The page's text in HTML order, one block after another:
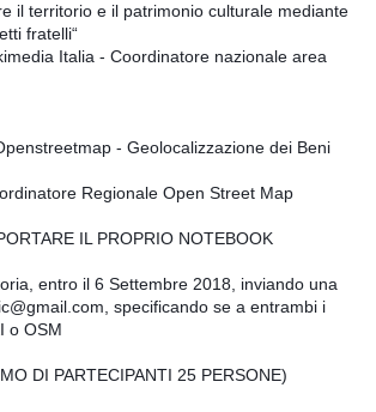
il territorio e il patrimonio culturale mediante
fratelli“
Italia - Coordinatore nazionale area
- Geolocalizzazione dei Beni
Regionale Open Street Map
IL PROPRIO NOTEBOOK
entro il 6 Settembre 2018, inviando una
specificando se a entrambi i
o OSM
DI PARTECIPANTI 25 PERSONE)